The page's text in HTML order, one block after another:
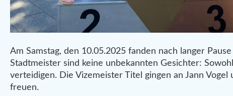
Am Samstag, den 10.05.2025 fanden nach langer
Stadtmeister sind keine unbekannten Gesichter:
verteidigen. Die Vizemeister Titel gingen an Jann
freuen.